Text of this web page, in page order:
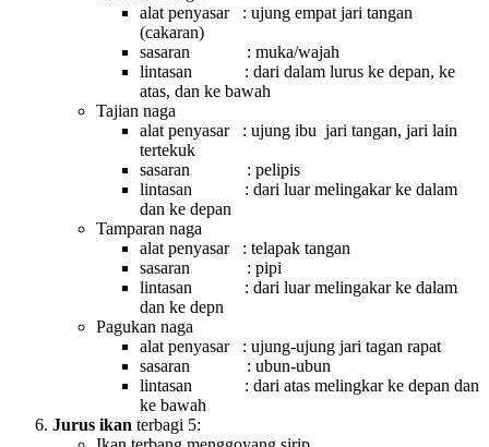
alat penyasar : ujung empat jari tangan
(cakaran)
sasaran : muka/wajah
lintasan : dari dalam lurus ke depan, ke
atas, dan ke bawah
Tajian naga
alat penyasar : ujung ibu jari tangan, jari lain
tertekuk
sasaran : pelipis
lintasan : dari luar melingakar ke dalam
dan ke depan
Tamparan naga
alat penyasar : telapak tangan
sasaran : pipi
lintasan : dari luar melingakar ke dalam
dan ke depn
Pagukan naga
alat penyasar : ujung-ujung jari tagan rapat
sasaran : ubun-ubun
lintasan : dari atas melingkar ke depan dan
ke bawah
Jurus ikan terbagi 5: